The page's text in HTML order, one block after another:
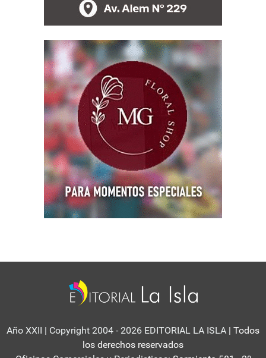
Año XXII | Copyright 2004 - 2026 EDITORIAL LA ISLA | Todos
los derechos reservados